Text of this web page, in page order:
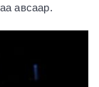
авсаар.